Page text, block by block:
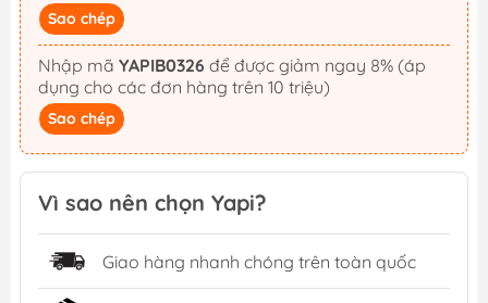
Sao chép
Nhập mã YAPIB0326
dụng cho các đơn hàng trên 10 triệu)
Sao chép
Vì sao nên chọn Yapi?
Giao hàng nhanh chóng trên toàn quốc